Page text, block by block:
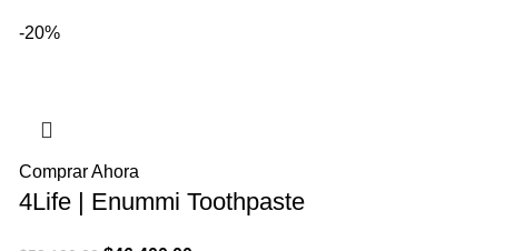
-20%
Comprar Ahora
4Life | Enummi Toothpaste